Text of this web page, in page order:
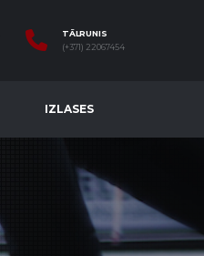
TĀLRUNIS
(+371) 22067454
IZLASES